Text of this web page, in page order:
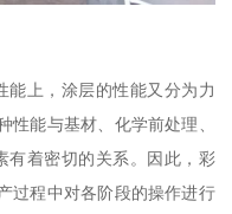
能上，涂层的性能又分为力
性能与基材、化学前处理、
有着密切的关系。因此，彩
过程中对各阶段的操作进行